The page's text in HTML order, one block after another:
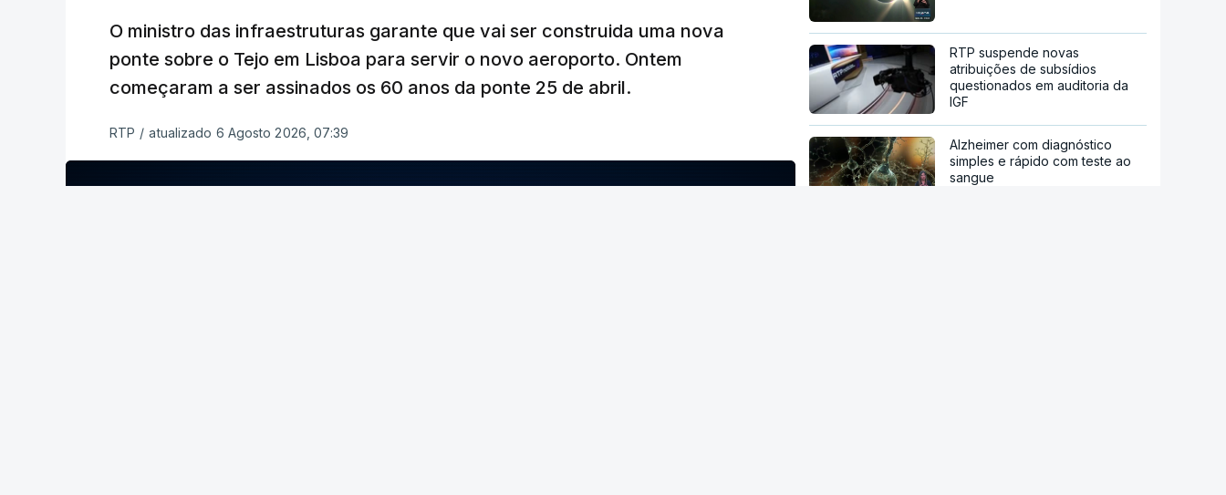
O ministro das infraestruturas garante que vai ser construida uma nova
ponte sobre o Tejo em Lisboa para servir o novo aeroporto. Ontem
começaram a ser assinados os 60 anos da ponte 25 de abril.
RTP / atualizado 6 Agosto 2026, 07:39
RTP suspende novas
atribuições de subsídios
questionados em auditoria da
IGF
Alzheimer com diagnóstico
simples e rápido com teste ao
sangue